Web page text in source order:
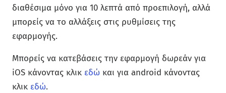
διαθέσιμα μόνο για 10 λεπτά από προεπιλογή, αλλά
μπορείς να το αλλάξεις στις ρυθμίσεις της
εφαρμογής.
Μπορείς να κατεβάσεις την εφαρμογή δωρεάν για
iOS κάνοντας κλικ εδώ και για android κάνοντας
κλικ εδώ.